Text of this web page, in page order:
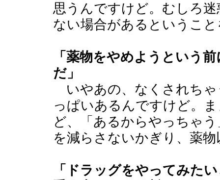
思うんですけど。むしろ
ない場合があるというこ
「薬物をやめようという
だ」
いやあの、なくされちゃ
っぱいあるんですけど。
ど、「あるからやっちゃ
を減らさないかぎり、薬
「ドラッグをやってみた